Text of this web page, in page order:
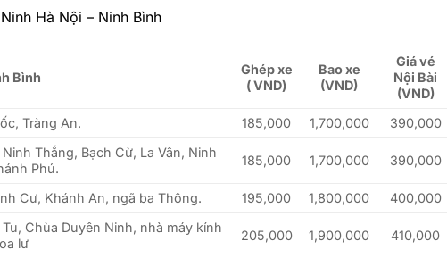
Hà Nội – Ninh Bình
Bình
Ghép xe
( VND)
Bao xe
(VND)
Giá vé
Nội Bài
(VND)
Tràng An. 185,000 1,700,000 390,000
Thắng, Bạch Cừ, La Vân, Ninh
Phú.
185,000 1,700,000 390,000
Cư, Khánh An, ngã ba Thông. 195,000 1,800,000 400,000
Chùa Duyên Ninh, nhà máy kính
lư
205,000 1,900,000 410,000